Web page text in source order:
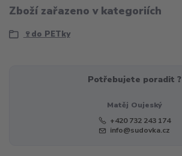
Zboží zařazeno v kategoriích
🍷do PETky
Potřebujete poradit ?
Matěj Oujeský
+420 732 243 174
info@sudovka.cz